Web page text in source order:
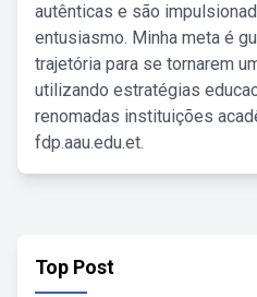
autênticas e são
entusiasmo. Minha meta é
trajetória para se tornarem
utilizando estratégias
renomadas instituições
fdp.aau.edu.et.
Top Post